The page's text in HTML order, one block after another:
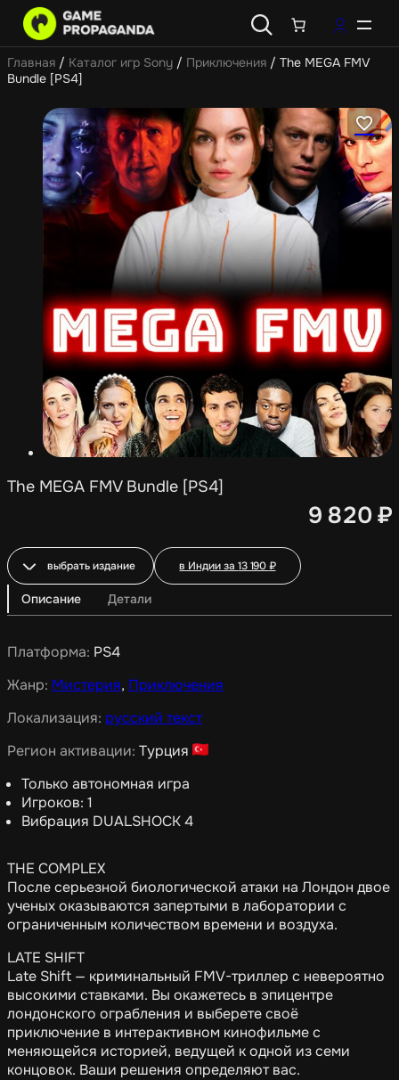
Главная / Каталог игр Sony / Приключения / The MEGA FMV
Bundle [PS4]
The MEGA FMV Bundle [PS4]
9 820 ₽
выбрать издание в Индии за13 190₽
Описание Детали
Платформа: PS4
Жанр: Мистерия, Приключения
Локализация: русский текст
Регион активации: Турция
Только автономная игра
Игроков: 1
Вибрация DUALSHOCK 4
THE COMPLEX
После серьезной биологической атаки на Лондон двое
ученых оказываются запертыми в лаборатории с
ограниченным количеством времени и воздуха.
LATE SHIFT
Late Shift — криминальный FMV-триллер с невероятно
высокими ставками. Вы окажетесь в эпицентре
лондонского ограбления и выберете своё
приключение в интерактивном кинофильме с
меняющейся историей, ведущей к одной из семи
концовок. Ваши решения определяют вас.